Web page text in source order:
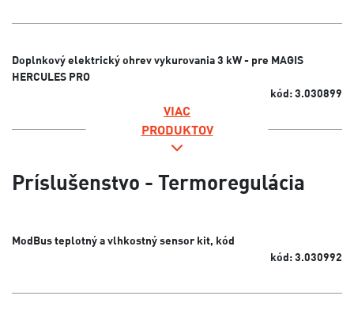
Doplnkový elektrický ohrev vykurovania 3 kW - pre MAGIS
HERCULES PRO
kód: 3.030899
VIAC
PRODUKTOV
Príslušenstvo - Termoregulácia
ModBus teplotný a vlhkostný sensor kit, kód
kód: 3.030992